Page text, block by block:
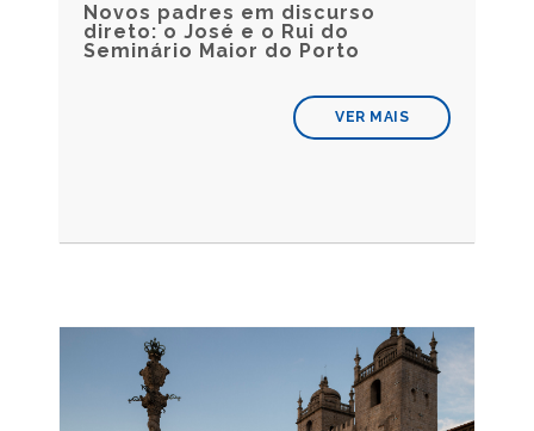
Novos padres em discurso
direto: o José e o Rui do
Seminário Maior do Porto
VER MAIS